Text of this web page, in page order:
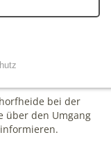
Grundverordnung
bei der
über den Umgang
ist
funktioniert.